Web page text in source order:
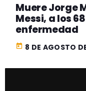
Muere Jorge
Messi, a los
enfermedad
today 8 DE AGOSTO